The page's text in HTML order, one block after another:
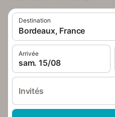
Destination
Bordeaux, France
Arrivée
sam. 15/08
Invités